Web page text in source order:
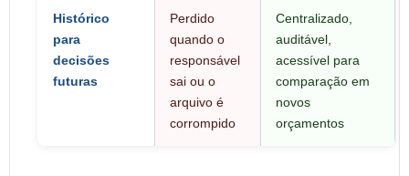
Histórico
para
decisões
futuras
Perdido
quando o
responsável
sai ou o
arquivo é
corrompido
Centralizado,
auditável,
acessível para
comparação em
novos
orçamentos